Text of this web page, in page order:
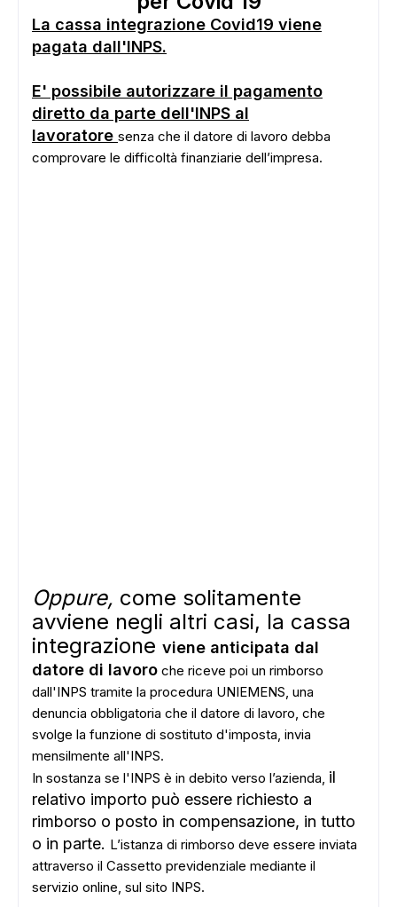
ADS
La cassa integrazione Covid19 viene
pagata dall'INPS.
E' possibile autorizzare il pagamento
diretto da parte dell'INPS al
lavoratore senza che il datore di lavoro debba
comprovare le difficoltà finanziarie dell’impresa.
Oppure, come solitamente
avviene negli altri casi, la cassa
integrazione viene anticipata dal
datore di lavoro che riceve poi un rimborso
dall'INPS tramite la procedura UNIEMENS, una
denuncia obbligatoria che il datore di lavoro, che
svolge la funzione di sostituto d'imposta, invia
mensilmente all'INPS.
In sostanza se l'INPS è in debito verso l’azienda, il
relativo importo può essere richiesto a
rimborso o posto in compensazione, in tutto
o in parte. L’istanza di rimborso deve essere inviata
attraverso il Cassetto previdenziale mediante il
servizio online, sul sito INPS.